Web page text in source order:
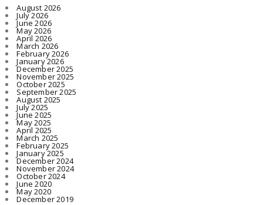
August 2026
July 2026
June 2026
May 2026
April 2026
March 2026
February 2026
January 2026
December 2025
November 2025
October 2025
September 2025
August 2025
July 2025
June 2025
May 2025
April 2025
March 2025
February 2025
January 2025
December 2024
November 2024
October 2024
June 2020
May 2020
December 2019